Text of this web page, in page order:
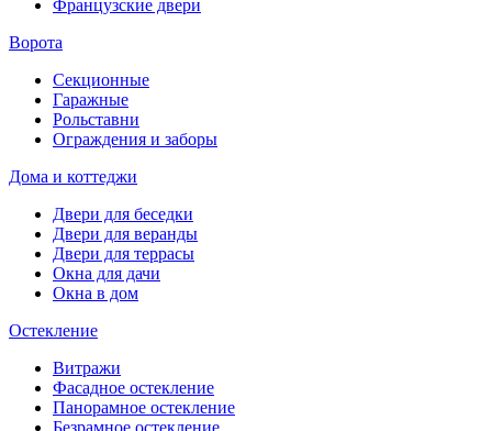
Французские двери
Ворота
Секционные
Гаражные
Рольставни
Ограждения и заборы
Дома и коттеджи
Двери для беседки
Двери для веранды
Двери для террасы
Окна для дачи
Окна в дом
Остекление
Витражи
Фасадное остекление
Панорамное остекление
Безрамное остекление